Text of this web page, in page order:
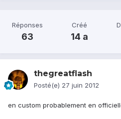
Réponses
63
Créé
14 a
thegreatflash
Posté(e) 27 juin 2012
en custom probablement en